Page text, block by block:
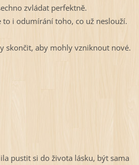
zvládat perfektně.
to i odumírání toho, co už neslouží.
skončit, aby mohly vzniknout nové.
pustit si do života lásku, být sama